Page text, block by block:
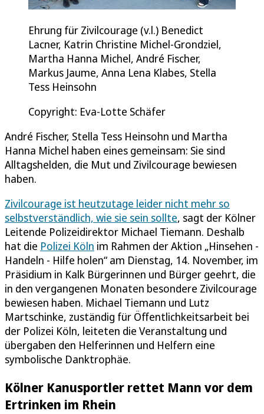
Ehrung für Zivilcourage (v.l.) Benedict
Lacner, Katrin Christine Michel-Grondziel,
Martha Hanna Michel, André Fischer,
Markus Jaume, Anna Lena Klabes, Stella
Tess Heinsohn
Copyright: Eva-Lotte Schäfer
André Fischer, Stella Tess Heinsohn und Martha
Hanna Michel haben eines gemeinsam: Sie sind
Alltagshelden, die Mut und Zivilcourage bewiesen
haben.
Zivilcourage ist heutzutage leider nicht mehr so
selbstverständlich, wie sie sein sollte, sagt der Kölner
Leitende Polizeidirektor Michael Tiemann. Deshalb
hat die Polizei Köln im Rahmen der Aktion „Hinsehen -
Handeln - Hilfe holen“ am Dienstag, 14. November, im
Präsidium in Kalk Bürgerinnen und Bürger geehrt, die
in den vergangenen Monaten besondere Zivilcourage
bewiesen haben. Michael Tiemann und Lutz
Martschinke, zuständig für Öffentlichkeitsarbeit bei
der Polizei Köln, leiteten die Veranstaltung und
übergaben den Helferinnen und Helfern eine
symbolische Danktrophäe.
Kölner Kanusportler rettet Mann vor dem
Ertrinken im Rhein